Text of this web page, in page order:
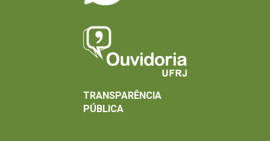
TRANSPARÊNCIA
PÚBLICA